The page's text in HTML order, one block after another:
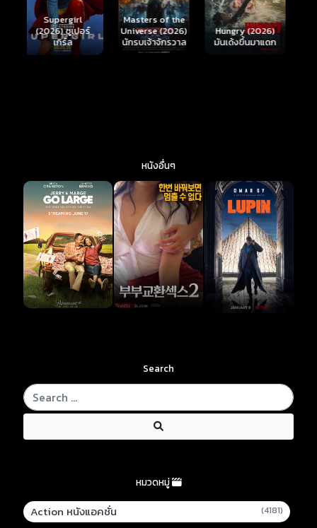
Masters of the
Universe (2026)
นักรบเจ้าจักรวาล
Hungry (2026)
มันเด้งขึ้นมาแดก
Ready or Not 2:
Here I Come
(2026) เกมพร้อม
ตาย 2
หนังอื่นๆ
Search
หมวดหมู่
Action หนังแอคชั่น (4181)